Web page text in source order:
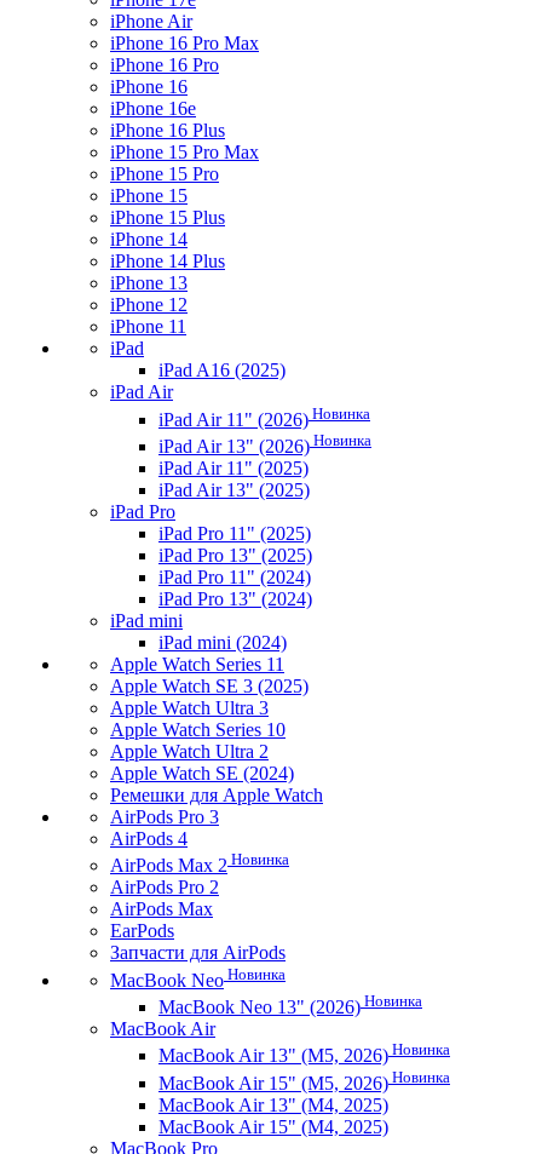
iPhone Air
iPhone 16 Pro Max
iPhone 16 Pro
iPhone 16
iPhone 16e
iPhone 16 Plus
iPhone 15 Pro Max
iPhone 15 Pro
iPhone 15
iPhone 15 Plus
iPhone 14
iPhone 14 Plus
iPhone 13
iPhone 12
iPhone 11
iPad
iPad A16 (2025)
iPad Air
iPad Air 11" (2026) Новинка
iPad Air 13" (2026) Новинка
iPad Air 11" (2025)
iPad Air 13" (2025)
iPad Pro
iPad Pro 11" (2025)
iPad Pro 13" (2025)
iPad Pro 11" (2024)
iPad Pro 13" (2024)
iPad mini
iPad mini (2024)
Apple Watch Series 11
Apple Watch SE 3 (2025)
Apple Watch Ultra 3
Apple Watch Series 10
Apple Watch Ultra 2
Apple Watch SE (2024)
Ремешки для Apple Watch
AirPods Pro 3
AirPods 4
AirPods Max 2 Новинка
AirPods Pro 2
AirPods Max
EarPods
Запчасти для AirPods
MacBook Neo Новинка
MacBook Neo 13" (2026) Новинка
MacBook Air
MacBook Air 13" (M5, 2026) Новинка
MacBook Air 15" (M5, 2026) Новинка
MacBook Air 13" (M4, 2025)
MacBook Air 15" (M4, 2025)
MacBook Pro